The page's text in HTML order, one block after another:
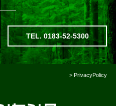
TEL. 0183-52-5300
>PrivacyPolicy